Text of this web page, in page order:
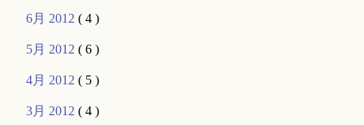
6月 2012( 4 )
5月 2012( 6 )
4月 2012( 5 )
3月 2012( 4 )